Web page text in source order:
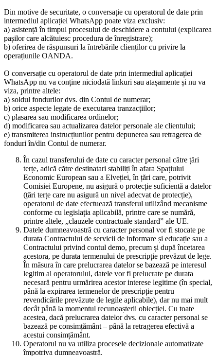
Din motive de securitate, o conversație cu operatorul de date prin
intermediul aplicației WhatsApp poate viza exclusiv:
a) asistență în timpul procesului de deschidere a contului (explicarea
pașilor care alcătuiesc procedura de înregistrare);
b) oferirea de răspunsuri la întrebările clienților cu privire la
operațiunile OANDA.
O conversație cu operatorul de date prin intermediul aplicației
WhatsApp nu va conține niciodată linkuri sau atașamente și nu va
viza, printre altele:
a) soldul fondurilor dvs. din Contul de numerar;
b) orice aspecte legate de executarea tranzacțiilor;
c) plasarea sau modificarea ordinelor;
d) modificarea sau actualizarea datelor personale ale clientului;
e) transmiterea instrucțiunilor pentru depunerea sau retragerea de
fonduri în/din Contul de numerar.
În cazul transferului de date cu caracter personal către țări
terțe, adică către destinatari stabiliți în afara Spațiului
Economic European sau a Elveției, în țări care, potrivit
Comisiei Europene, nu asigură o protecție suficientă a datelor
(țări terțe care nu asigură un nivel adecvat de protecție),
operatorul de date efectuează transferul utilizând mecanisme
conforme cu legislația aplicabilă, printre care se numără,
printre altele, „clauzele contractuale standard” ale UE.
Datele dumneavoastră cu caracter personal vor fi stocate pe
durata Contractului de servicii de informare și educație sau a
Contractului privind contul demo, precum și după încetarea
acestora, pe durata termenului de prescripție prevăzut de lege.
În măsura în care prelucrarea datelor se bazează pe interesul
legitim al operatorului, datele vor fi prelucrate pe durata
necesară pentru urmărirea acestor interese legitime (în special,
până la expirarea termenelor de prescripție pentru
revendicările prevăzute de legile aplicabile), dar nu mai mult
decât până la momentul recunoașterii obiecției. Cu toate
acestea, dacă prelucrarea datelor dvs. cu caracter personal se
bazează pe consimțământ – până la retragerea efectivă a
acestui consimțământ.
Operatorul nu va utiliza procesele decizionale automatizate
împotriva dumneavoastră.